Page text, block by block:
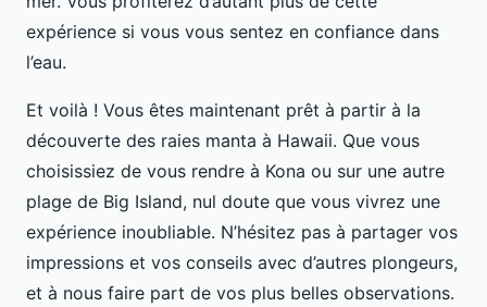
expérience si vous vous sentez en confiance dans
l’eau.
Et voilà ! Vous êtes maintenant prêt à partir à la
découverte des raies manta à Hawaii. Que vous
choisissiez de vous rendre à Kona ou sur une autre
plage de Big Island, nul doute que vous vivrez une
expérience inoubliable. N’hésitez pas à partager vos
impressions et vos conseils avec d’autres plongeurs,
et à nous faire part de vos plus belles observations.